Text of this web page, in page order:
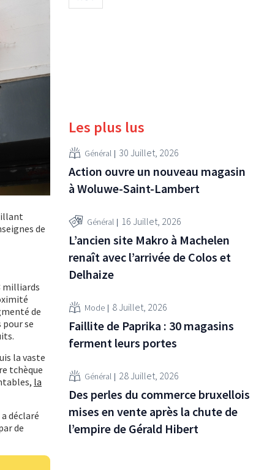
de
milliards
de
pour se
la vaste
tchèque
la
déclaré
de
Les plus lus
Général 30 Juillet, 2026
Action ouvre un nouveau magasin
à Woluwe-Saint-Lambert
Général 16 Juillet, 2026
L’ancien site Makro à Machelen
renaît avec l’arrivée de Colos et
Delhaize
Mode 8 Juillet, 2026
Faillite de Paprika : 30 magasins
ferment leurs portes
Général 28 Juillet, 2026
Des perles du commerce bruxellois
mises en vente après la chute de
l’empire de Gérald Hibert